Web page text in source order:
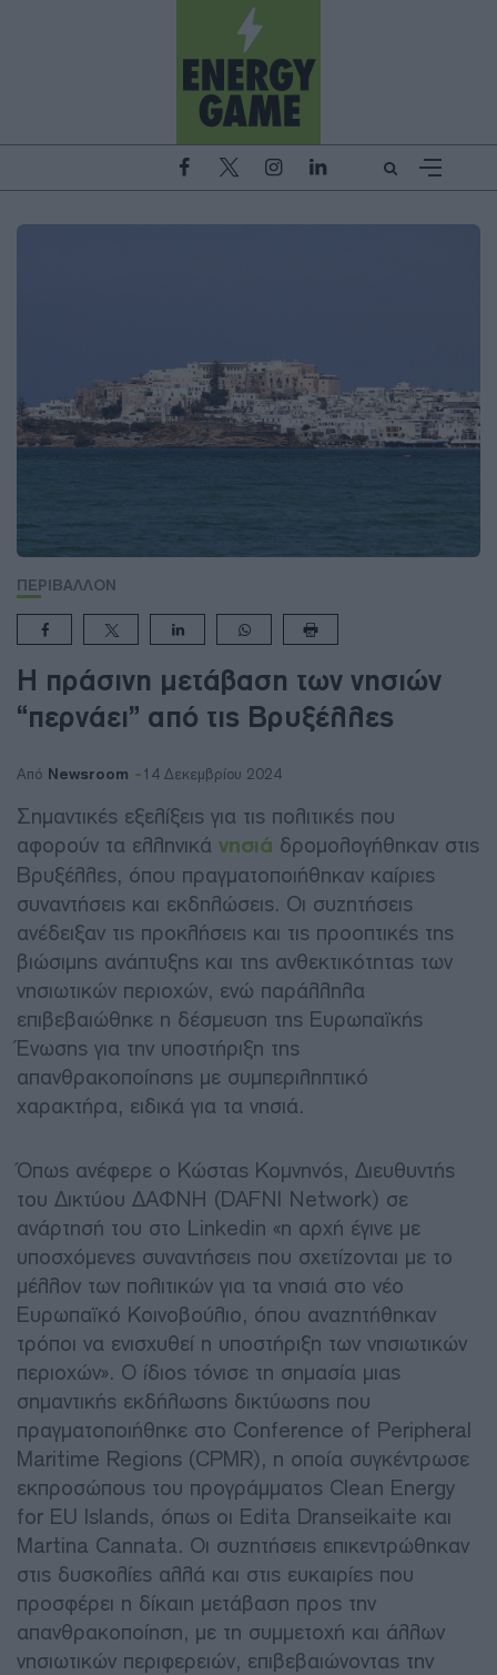
ΠΕΡΙΒΑΛΛΟΝ
Η πράσινη μετάβαση των νησιών
“περνάει” από τις Βρυξέλλες
Από Newsroom 14 Δεκεμβρίου 2024
Σημαντικές εξελίξεις για τις πολιτικές που
αφορούν τα ελληνικά νησιά δρομολογήθηκαν στις
Βρυξέλλες, όπου πραγματοποιήθηκαν καίριες
συναντήσεις και εκδηλώσεις. Οι συζητήσεις
ανέδειξαν τις προκλήσεις και τις προοπτικές της
βιώσιμης ανάπτυξης και της ανθεκτικότητας των
νησιωτικών περιοχών, ενώ παράλληλα
επιβεβαιώθηκε η δέσμευση της Ευρωπαϊκής
Ένωσης για την υποστήριξη της
απανθρακοποίησης με συμπεριληπτικό
χαρακτήρα, ειδικά για τα νησιά.
Όπως ανέφερε ο Κώστας Κομνηνός, Διευθυντής
του Δικτύου ΔΑΦΝΗ (DAFNI Network) σε
ανάρτησή του στο Linkedin «η αρχή έγινε με
υποσχόμενες συναντήσεις που σχετίζονται με το
μέλλον των πολιτικών για τα νησιά στο νέο
Ευρωπαϊκό Κοινοβούλιο, όπου αναζητήθηκαν
τρόποι να ενισχυθεί η υποστήριξη των νησιωτικών
περιοχών». Ο ίδιος τόνισε τη σημασία μιας
σημαντικής εκδήλωσης δικτύωσης που
πραγματοποιήθηκε στο Conference of Peripheral
Maritime Regions (CPMR), η οποία συγκέντρωσε
εκπροσώπους του προγράμματος Clean Energy
for EU Islands, όπως οι Edita Dranseikaite και
Martina Cannata. Οι συζητήσεις επικεντρώθηκαν
στις δυσκολίες αλλά και στις ευκαιρίες που
προσφέρει η δίκαιη μετάβαση προς την
απανθρακοποίηση, με τη συμμετοχή και άλλων
νησιωτικών περιφερειών, επιβεβαιώνοντας την